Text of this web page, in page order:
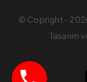
© Copright -
Tasarım